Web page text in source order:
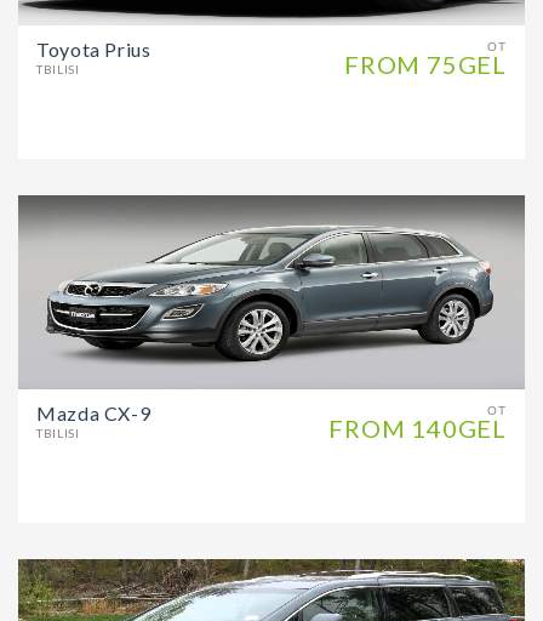
ОТ
FROM 75GEL
Toyota Prius
TBILISI
ОТ
FROM 140GEL
Mazda CX-9
TBILISI